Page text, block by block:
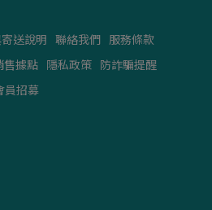
送說明 聯絡我們 服務條款
售據點 隱私政策 防詐騙提醒
員招募